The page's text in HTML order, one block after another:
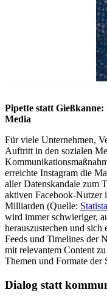
Pipette statt
Media
Für viele Unternehmen,
Auftritt in den sozialen
erreichte Instagram die
aller Datenskandale zum
aktiven Facebook-Nutzer
Milliarden (Quelle:
wird immer schwieriger,
herauszustechen und sich
Feeds und Timelines der
mit relevantem Content
Themen und Formate der
Dialog statt